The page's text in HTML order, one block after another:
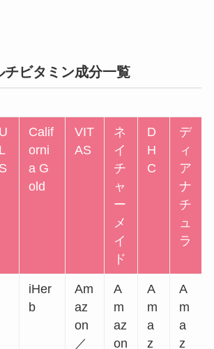
チビタミン成分一覧
U
L
S
Calif
orni
a G
old
VIT
AS
ネ
イ
チ
ャ
ー
メ
イ
ド
D
H
C
デ
ィ
ア
ナ
チ
ュ
ラ
iHer
b
Am
az
on
／
A
m
az
on
A
m
a
z
A
m
a
z